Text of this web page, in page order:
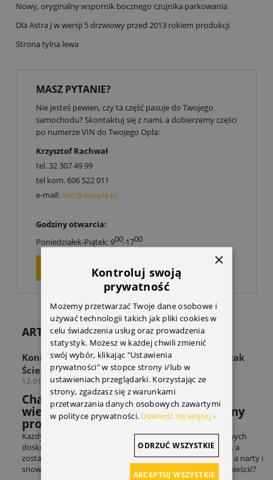
Nowy, oryginalny wspornik bocznego czujnika parkowania
Dla Astra J w wersji 5 drzwiowy przed 2013 rokiem produkcji
Strona tylna lewa
MASZ PYTANIE?
Nie jesteś pewien, czy ta część pasuje do Twojego
samochodu? Skontaktuj się z nami, a dobierzemy części
po numerze VIN do Twojego Opla:
Krzysztof Rachwał
tel.32 307 49 99
tel kom.606 522 011
e-mail: info@doopla.pl
Godziny otwarcia:
Poniedziałek-Piątek: 900-1700
ZAPYTAJ O PRODUKT
ARTYKUŁY
Koniec z zagraconą przestrzenią! Odkryj Wieszak
Ścienny THULE Wall Hanger
12-01-2026
Chaos w strefie sprzętu? Sprawdź jak
wieszak THULE rozwiązuje powszechny
problem miłośników sportów.
Każdy entuzjasta sportów rowerowych czy sportów zimowych
doskonale zna ten scenariusz: adrenalina po treningu mija, a
zostaje problem logistyczny. Rower czeka na kolejną trasę, a narty i
snowboard na zimowe szaleństwo. Gdzie to wszystko pomieścić?
×
Kontroluj swoją
prywatność
Możemy przetwarzać Twoje dane osobowe i
używać technologii takich jak pliki cookies w
celu świadczenia usług oraz prowadzenia
statystyk. Możesz w każdej chwili zmienić
swój wybór, klikając "Ustawienia
prywatności" w stopce strony i/lub w
ustawieniach przeglądarki. Korzystając ze
strony, zgadzasz się z warunkami
przetwarzania danych osobowych zawartymi
w polityce prywatności. Dowiedz się więcej »
AKCEPTUJ WSZYSTKIE
ODRZUĆ WSZYSTKIE